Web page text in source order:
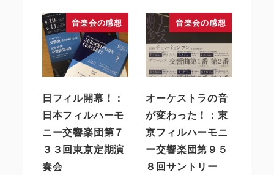
音楽会の感想
日フィル開幕！：
日本フィルハーモ
ニー交響楽団第７
３３回東京定期演
奏会
音楽会の感想
オーケストラの音
が変わった！：東
京フィルハーモニ
ー交響楽団第９５
８回サントリー